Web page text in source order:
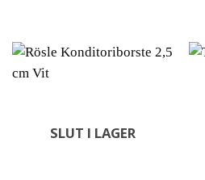
SLUT I LAGER